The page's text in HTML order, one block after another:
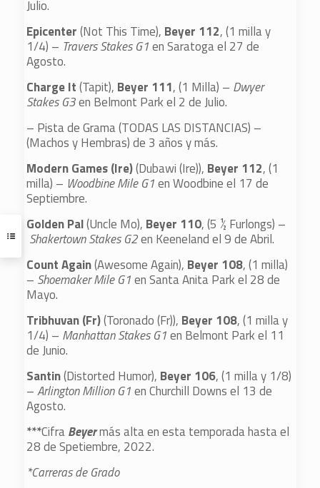
Julio.
Epicenter(Not This Time), Beyer 112, (1 milla y
1/4) – Travers Stakes G1en Saratoga el 27 de
Agosto.
Charge It(Tapit), Beyer 111, (1 Milla) – Dwyer
Stakes G3en Belmont Park el 2 de Julio.
– Pista de Grama (TODAS LAS DISTANCIAS) –
(Machos y Hembras) de 3 años y más.
Modern Games (Ire)(Dubawi (Ire)), Beyer 112, (1
milla) – Woodbine Mile G1en Woodbine el 17 de
Septiembre.
Golden Pal(Uncle Mo), Beyer 110, (5 ½ Furlongs) –
Shakertown Stakes G2en Keeneland el 9 de Abril.
Count Again(Awesome Again), Beyer 108, (1 milla)
– Shoemaker Mile G1en Santa Anita Park el 28 de
Mayo.
Tribhuvan (Fr)(Toronado (Fr)), Beyer 108, (1 milla y
1/4) – Manhattan Stakes G1en Belmont Park el 11
de Junio.
Santin(Distorted Humor), Beyer 106, (1 milla y 1/8)
–Arlington Million G1en Churchill Downs el 13 de
Agosto.
***CifraBeyermás alta en esta temporada hasta el
28 de Spetiembre, 2022.
*Carreras de Grado